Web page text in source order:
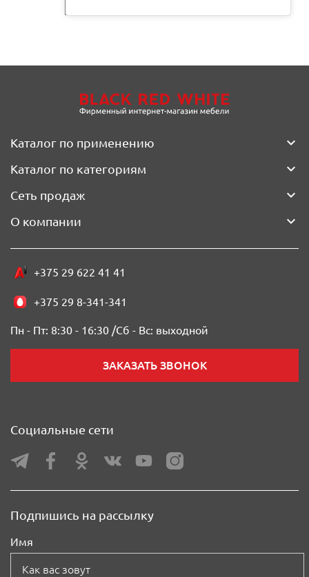
Каталог по применению
Каталог по категориям
Сеть продаж
О компании
+375 29 622 41 41
+375 29 8-341-341
Пн - Пт: 8:30 - 16:30 /Сб - Вс: выходной
ЗАКАЗАТЬ ЗВОНОК
Подпишись на рассылку
Имя
Социальные сети